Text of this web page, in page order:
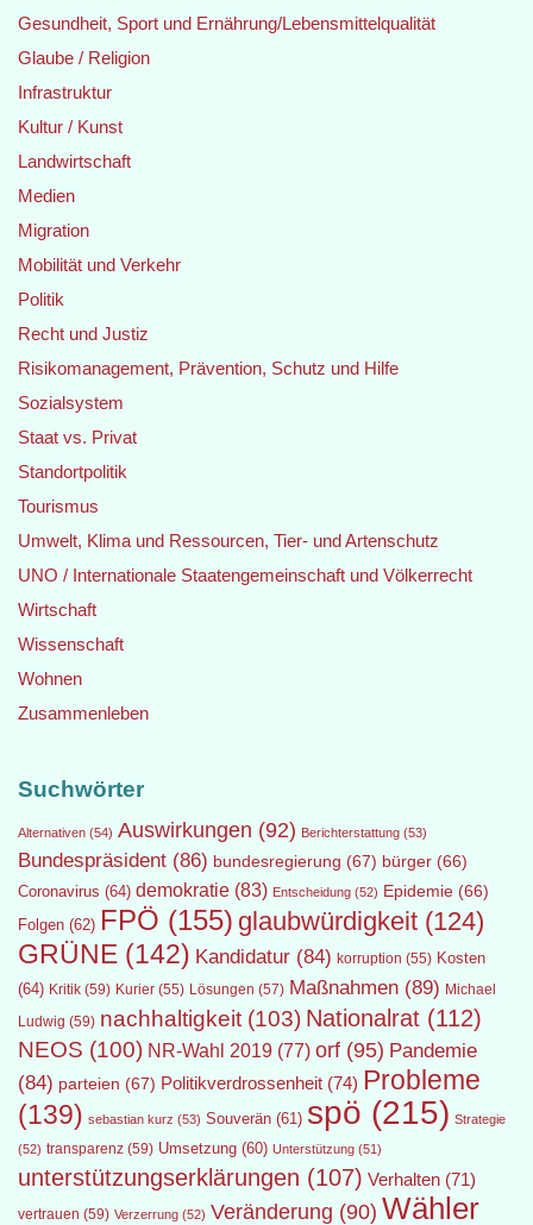
Gesundheit, Sport und Ernährung/Lebensmittelqualität
Glaube / Religion
Infrastruktur
Kultur / Kunst
Landwirtschaft
Medien
Migration
Mobilität und Verkehr
Politik
Recht und Justiz
Risikomanagement, Prävention, Schutz und Hilfe
Sozialsystem
Staat vs. Privat
Standortpolitik
Tourismus
Umwelt, Klima und Ressourcen, Tier- und Artenschutz
UNO / Internationale Staatengemeinschaft und Völkerrecht
Wirtschaft
Wissenschaft
Wohnen
Zusammenleben
Suchwörter
Alternativen (54) Auswirkungen (92) Berichterstattung (53)
Bundespräsident (86) bundesregierung (67) bürger (66)
Coronavirus (64) demokratie (83) Entscheidung (52) Epidemie (66)
Folgen (62) FPÖ (155) glaubwürdigkeit (124)
GRÜNE (142) Kandidatur (84) korruption (55) Kosten
(64) Kritik (59) Kurier (55) Lösungen (57) Maßnahmen (89) Michael
Ludwig (59) nachhaltigkeit (103) Nationalrat (112)
NEOS (100) NR-Wahl 2019 (77) orf (95) Pandemie
(84) parteien (67) Politikverdrossenheit (74) Probleme
(139) sebastian kurz (53) Souverän (61) spö (215) Strategie
(52) transparenz (59) Umsetzung (60) Unterstützung (51)
unterstützungserklärungen (107) Verhalten (71)
vertrauen (59) Verzerrung (52) Veränderung (90) Wähler